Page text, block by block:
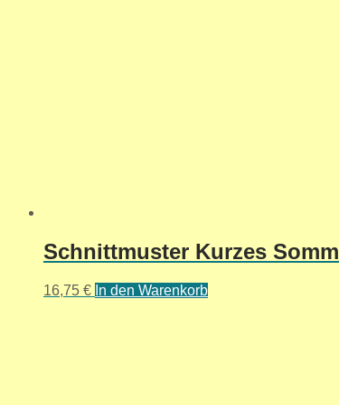
Schnittmuster Kurzes
16,75 € In den Warenkorb